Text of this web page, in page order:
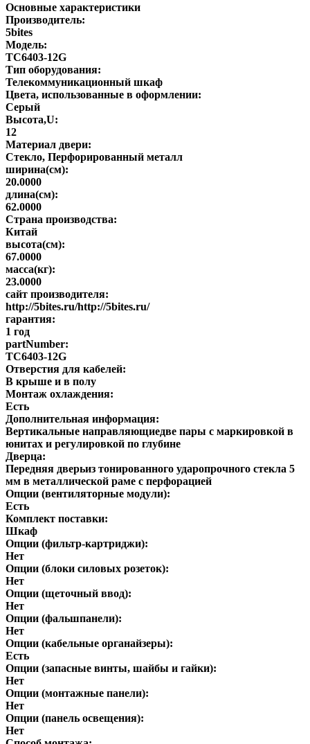
Основные характеристики
Производитель:
5bites
Модель:
TC6403-12G
Тип оборудования:
Телекоммуникационный шкаф
Цвета, использованные в оформлении:
Серый
Высота,U:
12
Материал двери:
Стекло, Перфорированный металл
ширина(см):
20.0000
длина(см):
62.0000
Страна производства:
Китай
высота(см):
67.0000
масса(кг):
23.0000
сайт производителя:
http://5bites.ru/http://5bites.ru/
гарантия:
1 год
partNumber:
TC6403-12G
Отверстия для кабелей:
В крыше и в полу
Монтаж охлаждения:
Есть
Дополнительная информация:
Вертикальные направляющиедве пары с маркировкой в
юнитах и регулировкой по глубине
Дверца:
Передняя дверьиз тонированного ударопрочного стекла 5
мм в металлической раме с перфорацией
Опции (вентиляторные модули):
Есть
Комплект поставки:
Шкаф
Опции (фильтр-картриджи):
Нет
Опции (блоки силовых розеток):
Нет
Опции (щеточный ввод):
Нет
Опции (фальшпанели):
Нет
Опции (кабельные органайзеры):
Есть
Опции (запасные винты, шайбы и гайки):
Нет
Опции (монтажные панели):
Нет
Опции (панель освещения):
Нет